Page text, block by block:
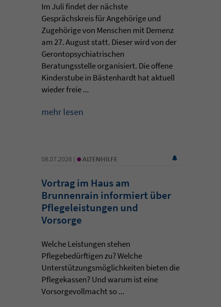
Im Juli findet der nächste
Gesprächskreis für Angehörige und
Zugehörige von Menschen mit Demenz
am 27. August statt. Dieser wird von der
Gerontopsychiatrischen
Beratungsstelle organisiert. Die offene
Kinderstube in Bästenhardt hat aktuell
wieder freie ...
mehr lesen
08.07.2026 | • ALTENHILFE
Vortrag im Haus am
Brunnenrain informiert über
Pflegeleistungen und
Vorsorge
Welche Leistungen stehen
Pflegebedürftigen zu? Welche
Unterstützungsmöglichkeiten bieten die
Pflegekassen? Und warum ist eine
Vorsorgevollmacht so ...